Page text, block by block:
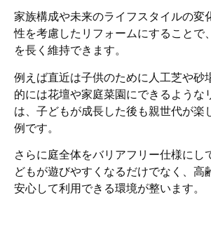
家族構成や未来のライフスタイルの変
性を考慮したリフォームにすることで
を長く維持できます。
例えば直近は子供のために人工芝や砂
的には花壇や家庭菜園にできるような
は、子どもが成長した後も親世代が楽
例です。
さらに庭全体をバリアフリー仕様にし
どもが遊びやすくなるだけでなく、高
安心して利用できる環境が整います。